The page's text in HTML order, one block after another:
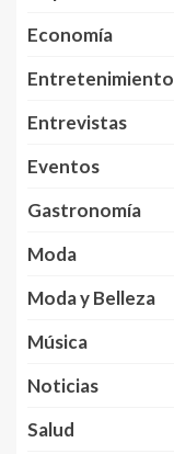
Economía
Entretenimiento
Entrevistas
Eventos
Gastronomía
Moda
Moda y Belleza
Música
Noticias
Salud